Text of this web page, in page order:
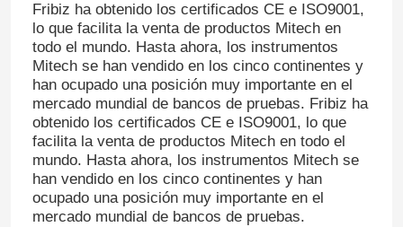
Fribiz ha obtenido los certificados CE e ISO9001,
lo que facilita la venta de productos Mitech en
todo el mundo. Hasta ahora, los instrumentos
Mitech se han vendido en los cinco continentes y
han ocupado una posición muy importante en el
mercado mundial de bancos de pruebas. Fribiz ha
obtenido los certificados CE e ISO9001, lo que
facilita la venta de productos Mitech en todo el
mundo. Hasta ahora, los instrumentos Mitech se
han vendido en los cinco continentes y han
ocupado una posición muy importante en el
mercado mundial de bancos de pruebas.